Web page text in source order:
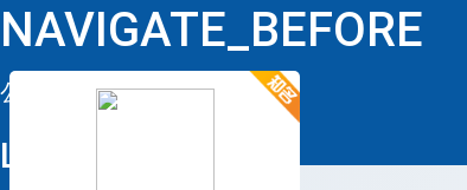
NAVIGATE_BEFORE
公司详情
LOOP